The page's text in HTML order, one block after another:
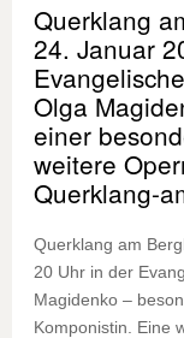
Querklang
24. Januar
Olga
einer
weitere
Querklang-
Querklang am
20 Uhr in der
Magidenko –
Komponistin. Eine